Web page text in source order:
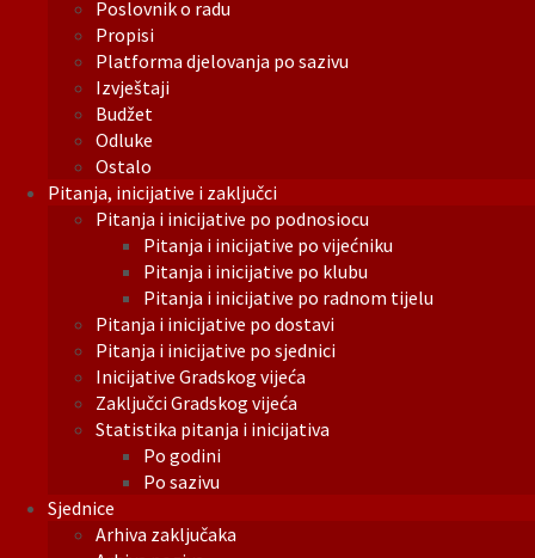
Poslovnik o radu
Propisi
Platforma djelovanja po sazivu
Izvještaji
Budžet
Odluke
Ostalo
Pitanja, inicijative i zaključci
Pitanja i inicijative po podnosiocu
Pitanja i inicijative po vijećniku
Pitanja i inicijative po klubu
Pitanja i inicijative po radnom tijelu
Pitanja i inicijative po dostavi
Pitanja i inicijative po sjednici
Inicijative Gradskog vijeća
Zaključci Gradskog vijeća
Statistika pitanja i inicijativa
Po godini
Po sazivu
Sjednice
Arhiva zaključaka